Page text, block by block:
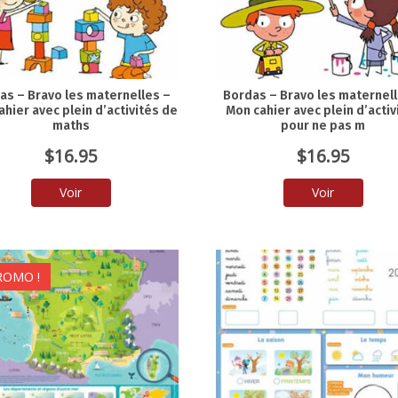
– Bravo les maternelles –
avec plein d’activités de
maths
$16.95
Voir
Bordas – Bravo les
Mon cahier avec plein
pour ne pas m
$16.95
Voir
!